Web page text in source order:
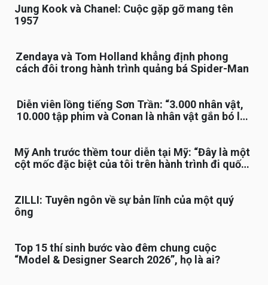
Jung Kook và Chanel: Cuộc gặp gỡ mang tên
1957
Zendaya và Tom Holland khẳng định phong
cách đôi trong hành trình quảng bá Spider-Man
Diễn viên lồng tiếng Sơn Trần: “3.000 nhân vật,
10.000 tập phim và Conan là nhân vật gắn bó lâu
Mỹ Anh trước thềm tour diễn tại Mỹ: “Đây là một
cột mốc đặc biệt của tôi trên hành trình đi quốc
ZILLI: Tuyên ngôn về sự bản lĩnh của một quý
ông
Top 15 thí sinh bước vào đêm chung cuộc
“Model & Designer Search 2026”, họ là ai?